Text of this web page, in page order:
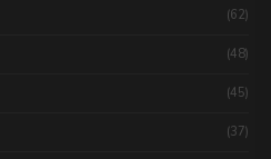
(62)
(48)
(45)
(37)